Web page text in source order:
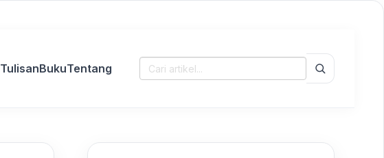
TulisanBukuTentang
Cari: